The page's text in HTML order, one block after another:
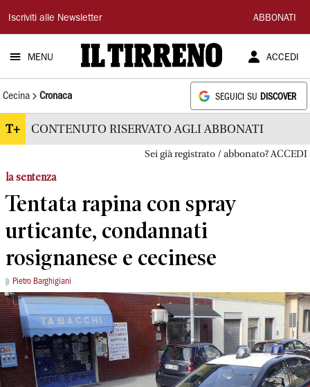
Il
Tirreno
Iscriviti alle Newsletter ABBONATI
MENU ACCEDI
Cecina Cronaca SEGUICI SU DISCOVER
T+ CONTENUTO RISERVATO AGLI ABBONATI
Sei già registrato / abbonato? ACCEDI
la sentenza
Tentata rapina con spray
urticante, condannati
rosignanese e cecinese
Pietro Barghigiani